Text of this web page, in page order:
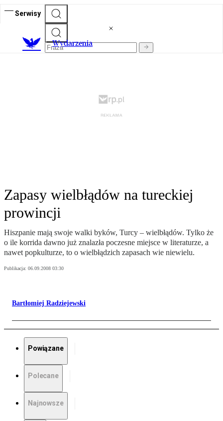
Serwisy
Wydarzenia
Zapasy wielbłądów na tureckiej
prowincji
Hiszpanie mają swoje walki byków, Turcy – wielbłądów. Tylko że
o ile korrida dawno już znalazła poczesne miejsce w literaturze, a
nawet popkulturze, to o wielbłądzich zapasach wie niewielu.
Publikacja: 06.09.2008 03:30
Bartłomiej Radziejewski
Powiązane
Polecane
Najnowsze